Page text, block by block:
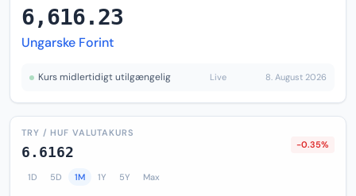
6,616.23
Ungarske Forint
Kurs midlertidigt utilgængelig Live 8. August 2026
TRY / HUF VALUTAKURS
6.6162 -0.35%
1D 5D 1M 1Y 5Y Max